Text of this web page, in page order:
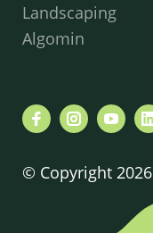
Landscaping
Algomin
© Copyright 2026